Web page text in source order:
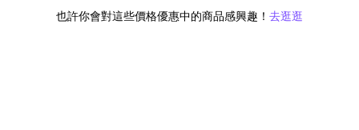
也許你會對這些價格優惠中的商品感興趣！ 去逛逛